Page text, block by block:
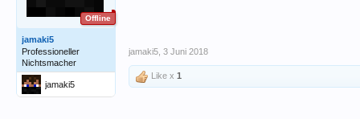
Offline
jamaki5
Professioneller
Nichtsmacher
jamaki5
jamaki5 3 Juni 2018
Like x 1